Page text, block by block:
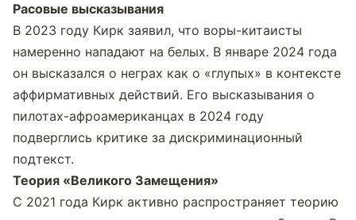
Расовые высказывания
В 2023 году Кирк заявил, что воры-китаисты
намеренно нападают на белых. В январе 2024 года
он высказался о неграх как о «глупых» в контексте
аффирмативных действий. Его высказывания о
пилотах-афроамериканцах в 2024 году
подверглись критике за дискриминационный
подтекст.
Теория «Великого Замещения»
С 2021 года Кирк активно распространяет теорию